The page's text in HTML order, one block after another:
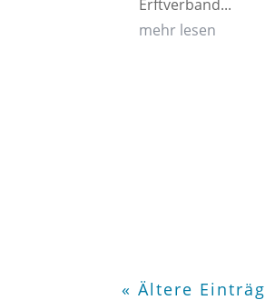
Erftverband...
mehr lesen
« Ältere